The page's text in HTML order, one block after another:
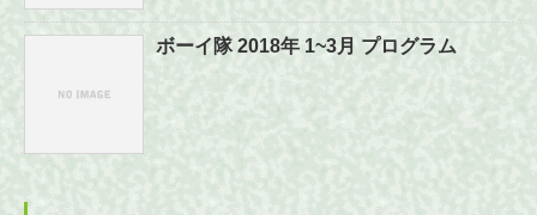
ボーイ隊 2018年 1~3月 プログラム